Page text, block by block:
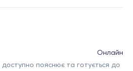
Онлайн
пояснює та готується до